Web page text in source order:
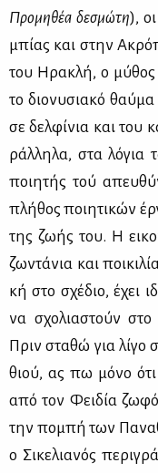
Προ­μη­θέα δε­σμώ­τη),
μπί­ας και στην
του Ηρα­κλή, ο μύ­θος
το διο­νυ­σια­κό
σε δελ­φί­νια και του
ράλ­λη­λα, στα λό­για
ποι­η­τής τού
πλή­θος ποι­η­τι­κών
της ζω­ής του. Η
ζω­ντά­νια και
κή στο σχέ­διο, έχει
να σχο­λια­στούν
Πριν στα­θώ για λί­γο
θιού, ας πω μό­νο
από τον Φει­δία
την πο­μπή των
ο Σι­κε­λια­νός